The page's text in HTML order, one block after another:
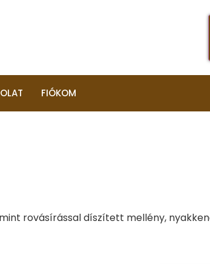
FIÓKOM
rovásírással díszített mellény,